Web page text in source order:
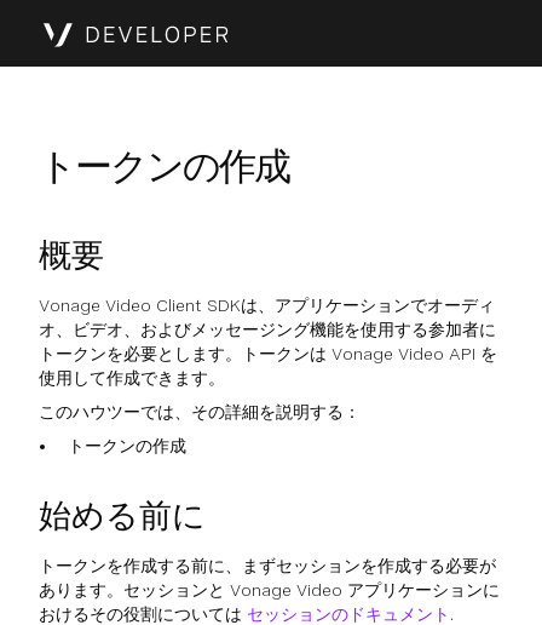
トークンの作成
概要
Vonage Video Client SDKは、アプリケーションでオーディ
オ、ビデオ、およびメッセージング機能を使用する参加者に
トークンを必要とします。トークンは Vonage Video API を
使用して作成できます。
このハウツーでは、その詳細を説明する：
トークンの作成
始める前に
トークンを作成する前に、まずセッションを作成する必要が
あります。セッションと Vonage Video アプリケーションに
おけるその役割については セッションのドキュメント .